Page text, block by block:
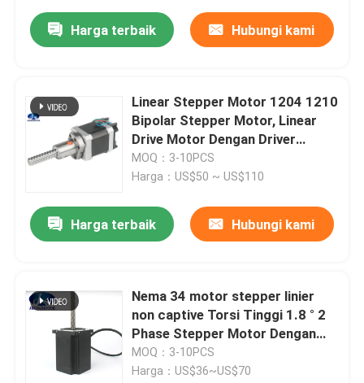
Produk
Tentang kami
Harga terbaik Hubungi kami
Linear Stepper Motor 1204 1210
Bipolar Stepper Motor, Linear
Drive Motor Dengan Driver
Terintegrasi
MOQ：3-10PCS
Harga：US$50 ~ US$110
Harga terbaik Hubungi kami
Nema 34 motor stepper linier
non captive Torsi Tinggi 1.8 ° 2
Phase Stepper Motor Dengan
Screw TR12 untuk router CNC
MOQ：3-10PCS
Harga：US$36~US$70